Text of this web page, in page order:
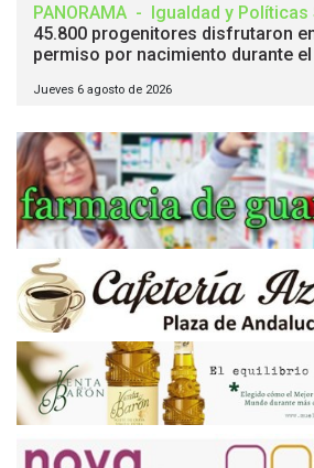
PANORAMA - Igualdad y Políticas
45.800 progenitores disfrutaron
permiso por nacimiento durante
Jueves 6 agosto de 2026